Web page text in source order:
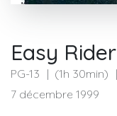
Easy Rider
PG-13 (1h 30min)
7 décembre 1999